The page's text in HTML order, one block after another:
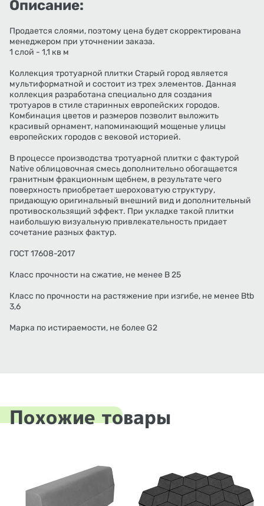
Описание:
Продается слоями, поэтому цена будет скорректирована
менеджером при уточнении заказа.
1 слой - 1,1 кв м
Коллекция тротуарной плитки Старый город является
мультиформатной и состоит из трех элементов. Данная
коллекция разработана специально для создания
тротуаров в стиле старинных европейских городов.
Комбинация цветов и размеров позволит выложить
красивый орнамент, напоминающий мощеные улицы
европейских городов с вековой историей.
В процессе производства тротуарной плитки с фактурой
Native облицовочная смесь дополнительно обогащается
гранитным фракционным щебнем, в результате чего
поверхность приобретает шероховатую структуру,
придающую оригинальный внешний вид и дополнительный
противоскользящий эффект. При укладке такой плитки
наибольшую визуальную привлекательность придает
сочетание разных фактур.
ГОСТ 17608-2017
Класс прочности на сжатие, не менее В 25
Класс по прочности на растяжение при изгибе, не менее Вtb
3,6
Марка по истираемости, не более G2
Похожие товары